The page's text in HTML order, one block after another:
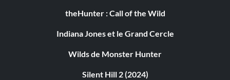
theHunter : Call of the Wild
Indiana Jones et le Grand Cercle
Wilds de Monster Hunter
Silent Hill 2 (2024)